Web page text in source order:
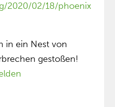
2020/02/18/phoenix
in ein Nest von
gestoßen!